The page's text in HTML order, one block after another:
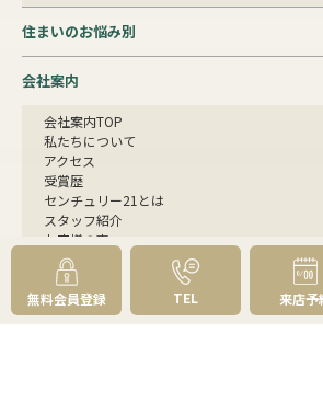
住まいのお悩み別
会社案内
会社案内TOP
私たちについて
アクセス
受賞歴
センチュリー21とは
スタッフ紹介
お客様の声
成約事例
スタッフブログ
お知らせ
採用情報
無料会員登録 TEL 来店予